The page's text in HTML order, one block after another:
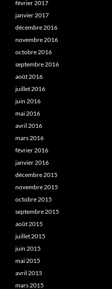
février 2017
janvier 2017
décembre 2016
novembre 2016
octobre 2016
septembre 2016
août 2016
juillet 2016
juin 2016
mai 2016
avril 2016
mars 2016
février 2016
janvier 2016
décembre 2015
novembre 2015
octobre 2015
septembre 2015
août 2015
juillet 2015
juin 2015
mai 2015
avril 2015
mars 2015